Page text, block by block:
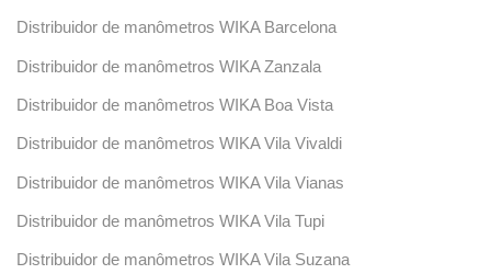
Distribuidor de manômetros WIKA Barcelona
Distribuidor de manômetros WIKA Zanzala
Distribuidor de manômetros WIKA Boa Vista
Distribuidor de manômetros WIKA Vila Vivaldi
Distribuidor de manômetros WIKA Vila Vianas
Distribuidor de manômetros WIKA Vila Tupi
Distribuidor de manômetros WIKA Vila Suzana